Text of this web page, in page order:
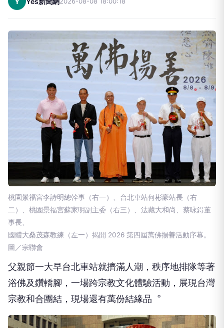
桃園景福宮李詩明總幹事（右一）、台北車站何彬豪站長（右
二）、桃園景福宮蘇家明副主委（右三）、法藏大和尚、蔡咏鍀董
事長、
國體大桑茂森教練（左一）揭開 2026 第四屆萬佛揚善活動序幕。
圖／宗聯會
父親節一大早台北車站就擠滿人潮，秩序地排隊等著
浴佛及鑽轎腳，一場跨宗教文化體驗活動，展現台灣
宗教和合團結，現場還有萬份結緣品︒